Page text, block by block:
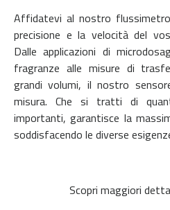
Affidatevi al nostro
precisione e la velocità del
Dalle applicazioni di
fragranze alle misure di
grandi volumi, il nostro
misura. Che si tratti di
importanti, garantisce la
soddisfacendo le diverse
Scopri maggiori